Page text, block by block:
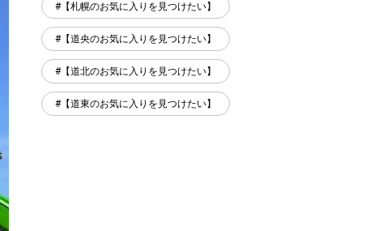
【札幌のお気に入りを見つけたい】
【道央のお気に入りを見つけたい】
【道北のお気に入りを見つけたい】
【道東のお気に入りを見つけたい】